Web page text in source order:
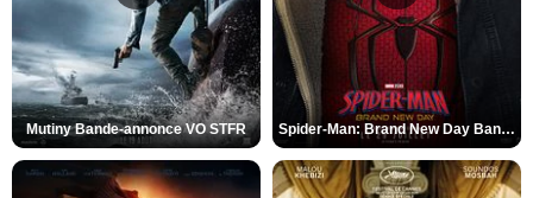
Mutiny Bande-annonce VO STFR Spider-Man: Brand New Day Bande-annonce VO STFR